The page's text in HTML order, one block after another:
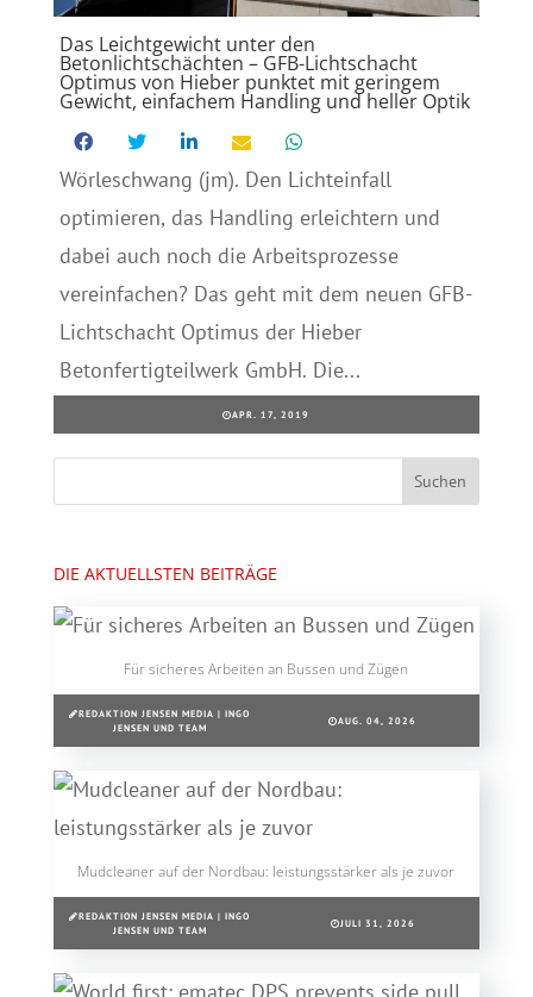
Das Leichtgewicht unter den
Betonlichtschächten – GFB-Lichtschacht
Optimus von Hieber punktet mit geringem
Gewicht, einfachem Handling und heller Optik
Wörleschwang (jm). Den Lichteinfall
optimieren, das Handling erleichtern und
dabei auch noch die Arbeitsprozesse
vereinfachen? Das geht mit dem neuen GFB-
Lichtschacht Optimus der Hieber
Betonfertigteilwerk GmbH. Die...
APR. 17, 2019
DIE AKTUELLSTEN BEITRÄGE
Für sicheres Arbeiten an Bussen und Zügen
REDAKTION JENSEN MEDIA | INGO
JENSEN UND TEAM
AUG. 04, 2026
Mudcleaner auf der Nordbau: leistungsstärker als je zuvor
REDAKTION JENSEN MEDIA | INGO
JENSEN UND TEAM
JULI 31, 2026